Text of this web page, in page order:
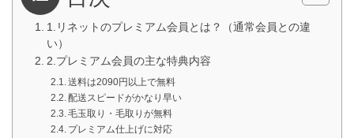
1.リネットのプレミアム会員とは？（通常会員との違
い）
2.プレミアム会員の主な特典内容
送料は2090円以上で無料
配送スピードがかなり早い
毛玉取り・毛取りが無料
プレミアム仕上げに対応